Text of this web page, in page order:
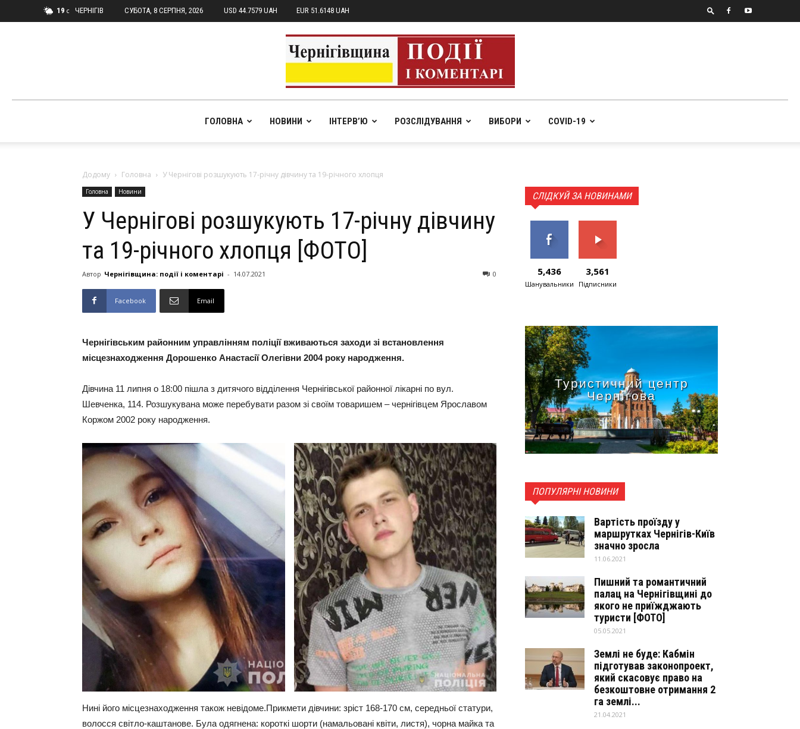
19 C ЧЕРНІГІВ СУБОТА, 8 СЕРПНЯ, 2026 USD 44.7579 UAH EUR 51.6148 UAH
pik.in.ua
ГОЛОВНА НОВИНИ ІНТЕРВ’Ю РОЗСЛІДУВАННЯ ВИБОРИ COVID-19
Додому Головна У Чернігові розшукують 17-річну дівчину та 19-річного хлопця
Головна Новини
У Чернігові розшукують 17-річну дівчину
та 19-річного хлопця [ФОТО]
Автор Чернігівщина: події і коментарі - 14.07.2021 0
Facebook Email
Чернігівським районним управлінням поліції вживаються заходи зі встановлення
місцезнаходження Дорошенко Анастасії Олегівни 2004 року народження.
Дівчина 11 липня о 18:00 пішла з дитячого відділення Чернігівської районної лікарні по вул.
Шевченка, 114. Розшукувана може перебувати разом зі своїм товаришем – чернігівцем Ярославом
Коржом 2002 року народження.
Нині його місцезнаходження також невідоме.Прикмети дівчини: зріст 168-170 см, середньої статури,
волосся світло-каштанове. Була одягнена: короткі шорти (намальовані квіти, листя), чорна майка та
СЛІДКУЙ ЗА НОВИНАМИ
5,436
Шанувальники
3,561
Підписники
Туристичний центр
Чернігова
ПОПУЛЯРНІ НОВИНИ
Вартість проїзду у
маршрутках Чернігів-Київ
значно зросла
11.06.2021
Пишний та романтичний
палац на Чернігівщині до
якого не приїжджають
туристи [ФОТО]
05.05.2021
Землі не буде: Кабмін
підготував законопроект,
який скасовує право на
безкоштовне отримання 2
га землі...
21.04.2021